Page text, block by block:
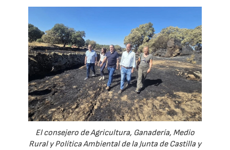
El consejero de Agricultura, Ganadería, Medio
Rural y Política Ambiental de la Junta de Castilla y